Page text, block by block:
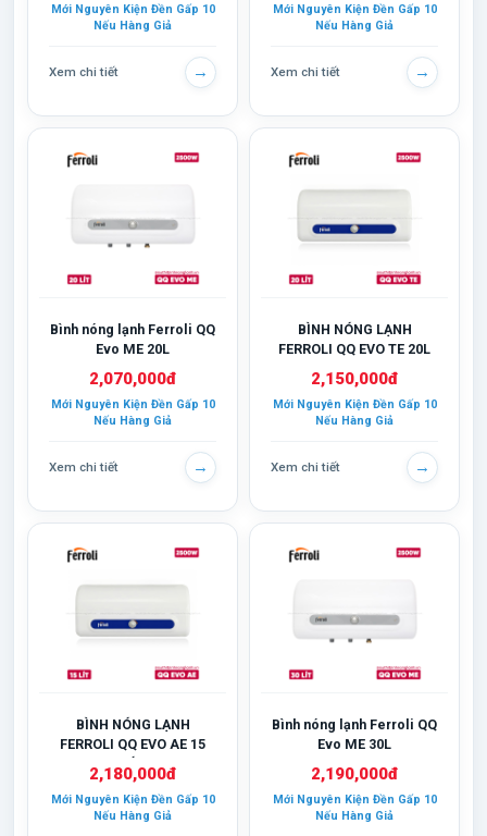
Mới Nguyên Kiện Đền Gấp 10
Nếu Hàng Giả
Xem chi tiết →
Mới Nguyên Kiện Đền Gấp 10
Nếu Hàng Giả
Xem chi tiết →
Bình nóng lạnh Ferroli QQ
Evo ME 20L
2,070,000đ
Mới Nguyên Kiện Đền Gấp 10
Nếu Hàng Giả
Xem chi tiết →
BÌNH NÓNG LẠNH
FERROLI QQ EVO TE 20L
2,150,000đ
Mới Nguyên Kiện Đền Gấp 10
Nếu Hàng Giả
Xem chi tiết →
BÌNH NÓNG LẠNH
FERROLI QQ EVO AE 15
LÍT
2,180,000đ
Mới Nguyên Kiện Đền Gấp 10
Nếu Hàng Giả
Bình nóng lạnh Ferroli QQ
Evo ME 30L
2,190,000đ
Mới Nguyên Kiện Đền Gấp 10
Nếu Hàng Giả